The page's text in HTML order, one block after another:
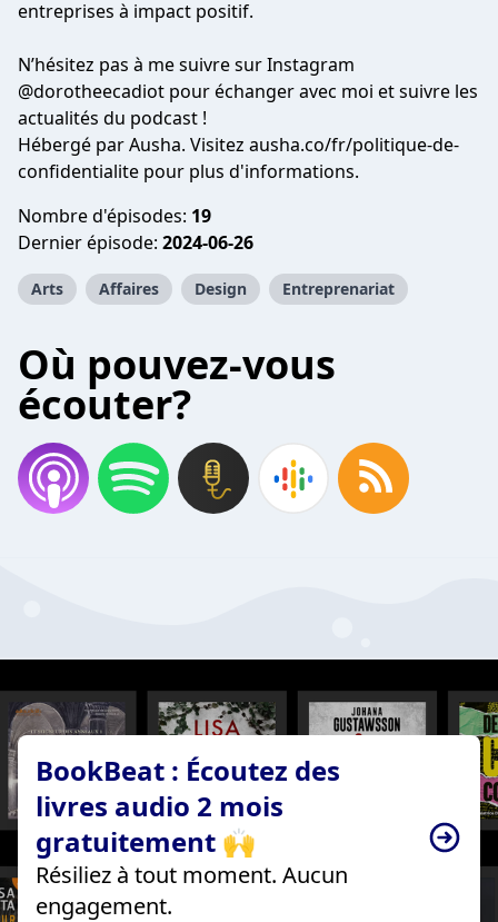
entreprises à impact positif.
N’hésitez pas à me suivre sur Instagram
@dorotheecadiot pour échanger avec moi et suivre les
actualités du podcast !
Hébergé par Ausha. Visitez ausha.co/fr/politique-de-
confidentialite pour plus d'informations.
Nombre d'épisodes: 19
Dernier épisode: 2024-06-26
Arts Affaires Design Entreprenariat
Où pouvez-vous
écouter?
BookBeat : Écoutez des
livres audio 2 mois
gratuitement 🙌
Résiliez à tout moment. Aucun
engagement.